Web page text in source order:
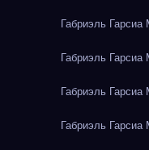
Габриэль
Габриэль
Габриэль
Габриэль